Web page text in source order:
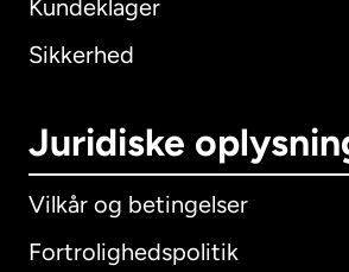
Kundeklager
Sikkerhed
Juridiske
Vilkår og betingelser
Fortrolighedspolitik